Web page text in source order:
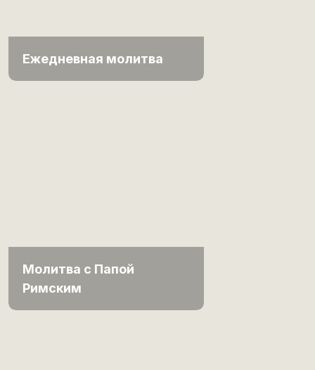
Ежедневная молитва
Молитва с Папой
Римским